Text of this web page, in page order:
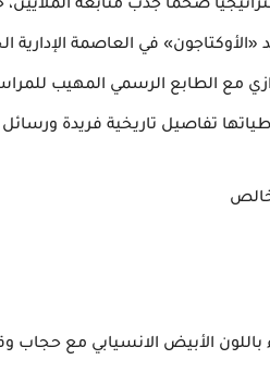
ضخماً جذب متابعة
«الأوكتاجون» في العاصمة
مع الطابع الرسمي المهيب
تفاصيل تاريخية فريدة
باللون الأبيض الانسيابي مع